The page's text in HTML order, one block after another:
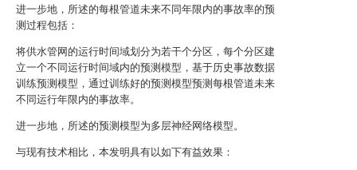
进一步地，所述的每根管道未来不同年限内的事故率的预
测过程包括：
将供水管网的运行时间域划分为若干个分区，每个分区建
立一个不同运行时间域内的预测模型，基于历史事故数据
训练预测模型，通过训练好的预测模型预测每根管道未来
不同运行年限内的事故率。
进一步地，所述的预测模型为多层神经网络模型。
与现有技术相比，本发明具有以如下有益效果：